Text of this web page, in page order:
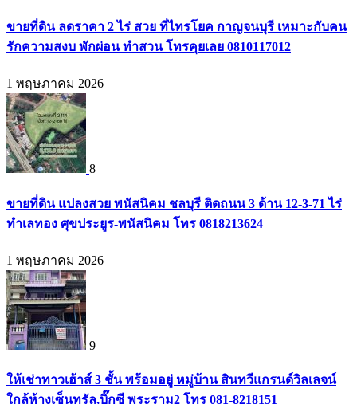
ขายที่ดิน ลดราคา 2 ไร่ สวย ที่ไทรโยค กาญจนบุรี เหมาะกับคน
รักความสงบ พักผ่อน ทำสวน โทรคุยเลย 0810117012
1 พฤษภาคม 2026
8
ขายที่ดิน แปลงสวย พนัสนิคม ชลบุรี ติดถนน 3 ด้าน 12-3-71 ไร่
ทำเลทอง ศุขประยูร-พนัสนิคม โทร 0818213624
1 พฤษภาคม 2026
9
ให้เช่าทาวเฮ้าส์ 3 ชั้น พร้อมอยู่ หมู่บ้าน สินทวีแกรนด์วิลเลจน์
ใกล้ห้างเซ็นทรัล,บิ๊กซี พระราม2 โทร 081-8218151